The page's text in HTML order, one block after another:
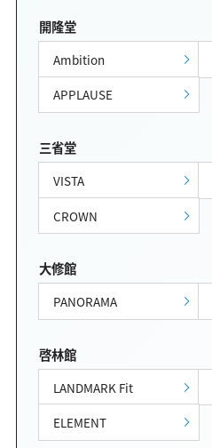
開隆堂
Ambition
APPLAUSE
三省堂
VISTA
CROWN
大修館
PANORAMA
啓林館
LANDMARK Fit
ELEMENT